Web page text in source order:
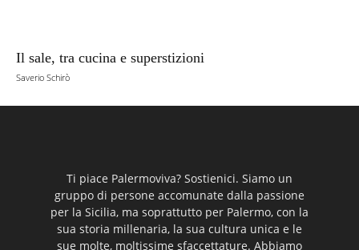
Il sale, tra cucina e superstizioni
Saverio Schirò
Ti piace Palermoviva? Sostienici. Siamo un
gruppo di persone accomunate dalla passione
per la Sicilia, ma soprattutto per Palermo, con la
sua storia millenaria, la sua cultura unica e le
sue molte, moltissime sfaccettature. Abbiamo